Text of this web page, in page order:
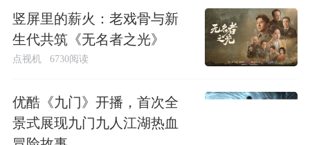
竖屏里的薪火：老戏骨与新
生代共筑《无名者之光》
点视机 6730阅读
优酷《九门》开播，首次全
景式展现九门九人江湖热血